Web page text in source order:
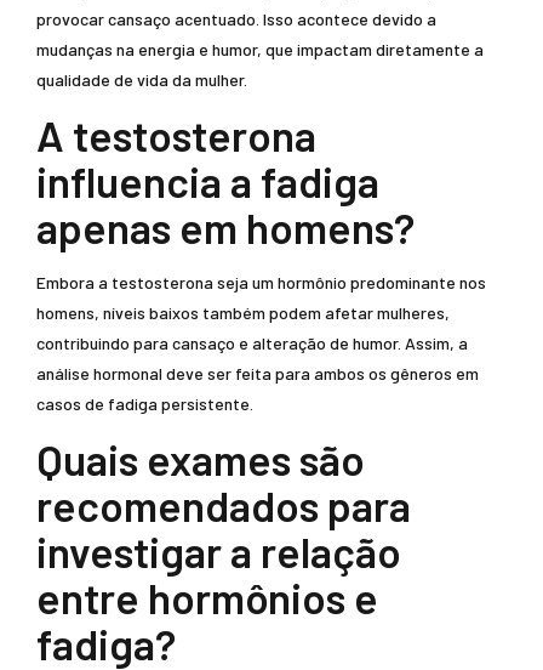
provocar cansaço acentuado. Isso acontece devido a
mudanças na energia e humor, que impactam diretamente a
qualidade de vida da mulher.
A testosterona
influencia a fadiga
apenas em homens?
Embora a testosterona seja um hormônio predominante nos
homens, níveis baixos também podem afetar mulheres,
contribuindo para cansaço e alteração de humor. Assim, a
análise hormonal deve ser feita para ambos os gêneros em
casos de fadiga persistente.
Quais exames são
recomendados para
investigar a relação
entre hormônios e
fadiga?